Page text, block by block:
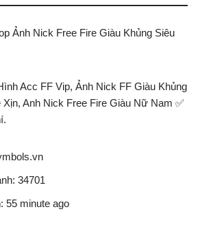
Ảnh Nick Free Fire Giàu Khủng Siêu
Acc FF Vip, Ảnh Nick FF Giàu Khủng
Anh Nick Free Fire Giàu Nữ Nam ✅
34701
55 minute ago